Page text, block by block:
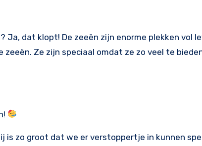
dat klopt! De zeeën zijn enorme plekken vol
zeeën. Ze zijn speciaal omdat ze zo veel te
is zo groot dat we er verstoppertje in kunnen